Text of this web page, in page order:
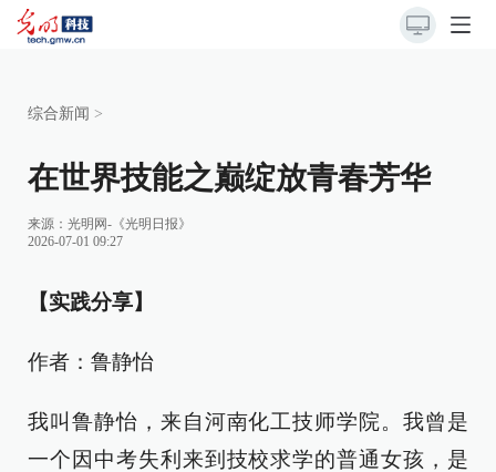
综合新闻 >
在世界技能之巅绽放青春芳华
来源： 光明网-《光明日报》
2026-07-01 09:27
【实践分享】
作者：鲁静怡
我叫鲁静怡，来自河南化工技师学院。我曾是
一个因中考失利来到技校求学的普通女孩，是